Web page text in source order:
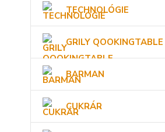
TECHNOLÓGIE
GRILY QOOKINGTABLE
BARMAN
CUKRÁR